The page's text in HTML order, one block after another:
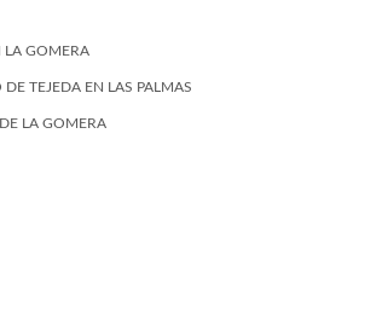
LA GOMERA
TEJEDA EN LAS PALMAS
LA GOMERA